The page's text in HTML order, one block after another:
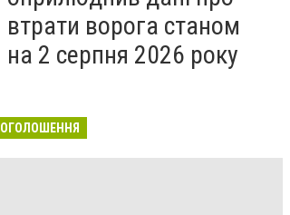
втрати ворога станом
на 2 серпня 2026 року
ОГОЛОШЕННЯ